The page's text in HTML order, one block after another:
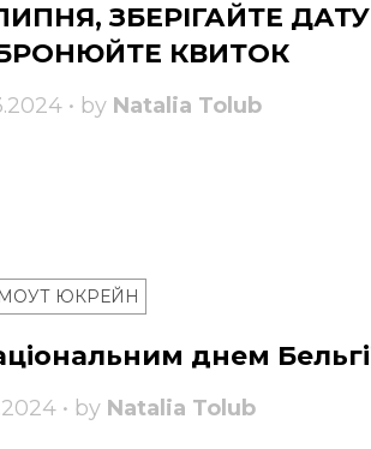
ЗБЕРІГАЙТЕ ДАТУ
КВИТОК
• by Natalia Tolub
ЮКРЕЙН
днем
• by Natalia Tolub